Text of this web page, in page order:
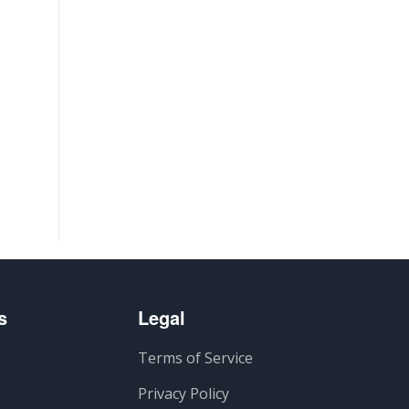
Legal
Terms of Service
Privacy Policy